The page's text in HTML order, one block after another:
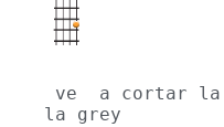
la grey